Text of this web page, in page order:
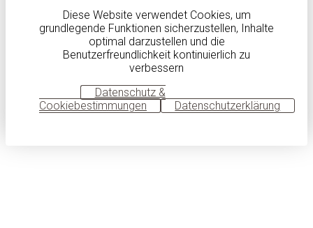
Diese Website verwendet Cookies, um
grundlegende Funktionen sicherzustellen, Inhalte
optimal darzustellen und die
Benutzerfreundlichkeit kontinuierlich zu
verbessern
Datenschutz &
Cookiebestimmungen
Datenschutzerklärung